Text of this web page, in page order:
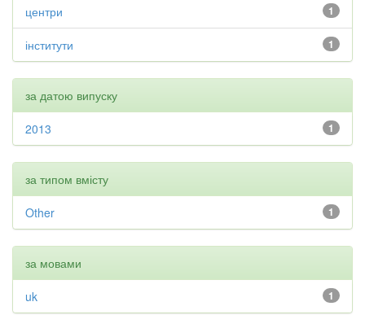
1
центри
1
інститути
за датою випуску
1
2013
за типом вмісту
1
Other
за мовами
1
uk